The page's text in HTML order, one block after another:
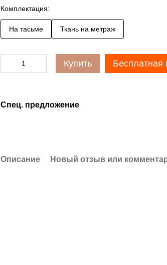
Комплектация:
На тасьме Ткань на метраж
Купить Бесплатная
Спец. предложение
Описание Новый отзыв или